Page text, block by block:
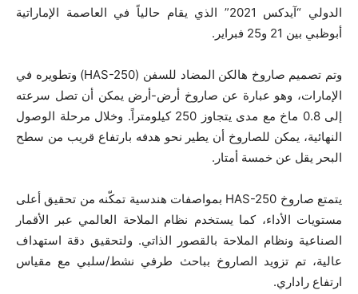
الدولي “آيدكس 2021” الذي يقام حالياً في العاصمة الإماراتية
أبوظبي بين 21 و25 فبراير.
وتم تصميم صاروخ هالكن المضاد للسفن (HAS-250) وتطويره في
الإمارات، وهو عبارة عن صاروخ أرض-أرض يمكن أن تصل سرعته
إلى 0.8 ماخ مع مدى يتجاوز 250 كيلومتراً. وخلال مرحلة الوصول
النهائية، يمكن للصاروخ أن يطير نحو هدفه بارتفاع قريب من سطح
البحر يقل عن خمسة أمتار.
يتمتع صاروخ HAS-250 بمواصفات هندسية تمكّنه من تحقيق أعلى
مستويات الأداء، كما يستخدم نظام الملاحة العالمي عبر الأقمار
الصناعية ونظام الملاحة بالقصور الذاتي. ولتحقيق دقة استهداف
عالية، تم تزويد الصاروخ بباحث طرفي نشط/سلبي مع مقياس
ارتفاع راداري.